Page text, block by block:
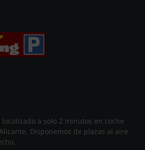
a solo 2 minutos en coche
Disponemos de plazas al aire